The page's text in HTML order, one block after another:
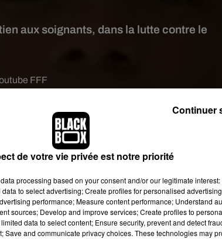
aux soignants, dans la lutte contre le
FFF
son soutien
vidéo publiée dimanche soir sur les réseaux
Kylian Mbappé, avec
du message vidéo.
:« Vous ramènerez la victoire contre ce virus à
de votre vie privée est notre priorité
processing based on your consent and/or our legitimate
to select advertising; Create profiles for personalised
performance; Measure content performance; Understand
sources; Develop and improve services; Create profiles to
data to select content; Ensure security, prevent and detect
Save and communicate privacy choices. These technologies may
Continuer